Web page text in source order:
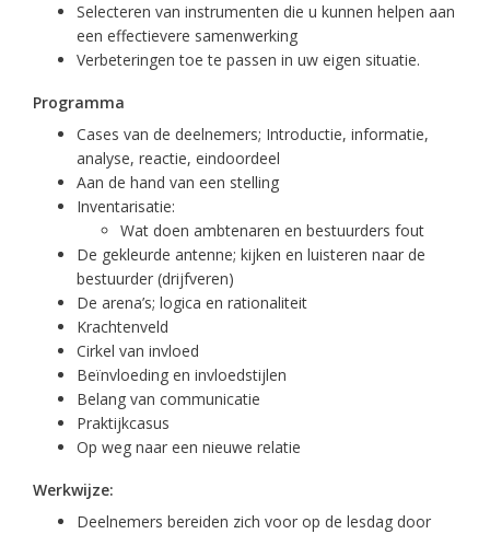
Selecteren van instrumenten die u kunnen helpen aan
een effectievere samenwerking
Verbeteringen toe te passen in uw eigen situatie.
Programma
Cases van de deelnemers; Introductie, informatie,
analyse, reactie, eindoordeel
Aan de hand van een stelling
Inventarisatie:
Wat doen ambtenaren en bestuurders fout
De gekleurde antenne; kijken en luisteren naar de
bestuurder (drijfveren)
De arena’s; logica en rationaliteit
Krachtenveld
Cirkel van invloed
Beïnvloeding en invloedstijlen
Belang van communicatie
Praktijkcasus
Op weg naar een nieuwe relatie
Werkwijze:
Deelnemers bereiden zich voor op de lesdag door